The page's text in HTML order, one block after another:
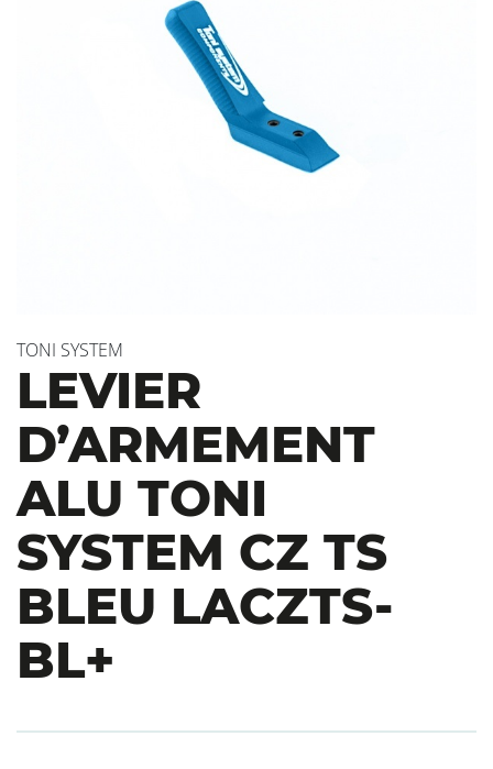
TONI SYSTEM
LEVIER
D’ARMEMENT
ALU TONI
SYSTEM CZ TS
BLEU LACZTS-
BL+